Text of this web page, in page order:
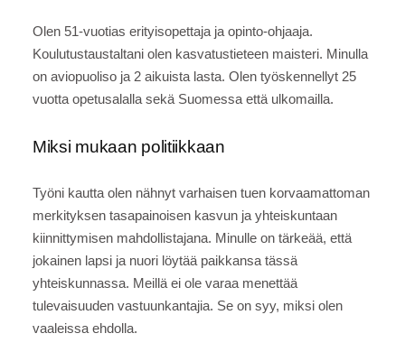
Olen 51-vuotias erityisopettaja ja opinto-ohjaaja.
Koulutustaustaltani olen kasvatustieteen maisteri. Minulla
on aviopuoliso ja 2 aikuista lasta. Olen työskennellyt 25
vuotta opetusalalla sekä Suomessa että ulkomailla.
Miksi mukaan politiikkaan
Työni kautta olen nähnyt varhaisen tuen korvaamattoman
merkityksen tasapainoisen kasvun ja yhteiskuntaan
kiinnittymisen mahdollistajana. Minulle on tärkeää, että
jokainen lapsi ja nuori löytää paikkansa tässä
yhteiskunnassa. Meillä ei ole varaa menettää
tulevaisuuden vastuunkantajia. Se on syy, miksi olen
vaaleissa ehdolla.